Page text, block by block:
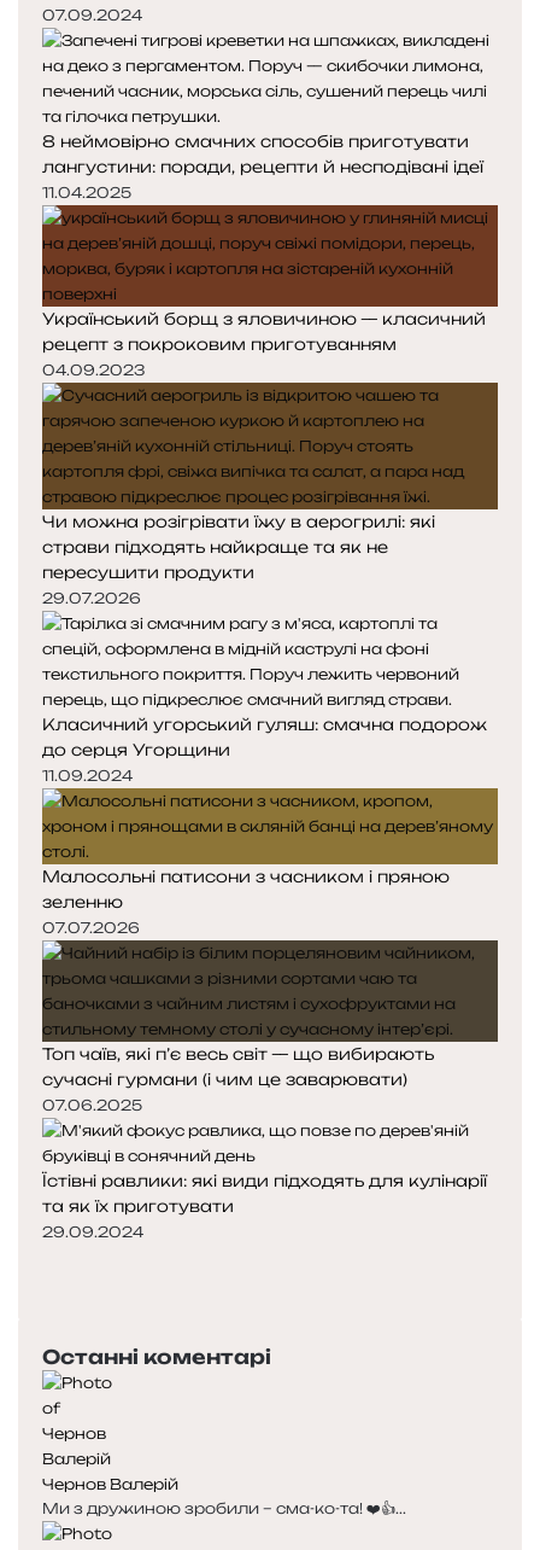
07.09.2024
8 неймовірно смачних способів приготувати
лангустини: поради, рецепти й несподівані ідеї
11.04.2025
Український борщ з яловичиною — класичний
рецепт з покроковим приготуванням
04.09.2023
Чи можна розігрівати їжу в аерогрилі: які
страви підходять найкраще та як не
пересушити продукти
29.07.2026
Класичний угорський гуляш: смачна подорож
до серця Угорщини
11.09.2024
Малосольні патисони з часником і пряною
зеленню
07.07.2026
Топ чаїв, які п’є весь світ — що вибирають
сучасні гурмани (і чим це заварювати)
07.06.2025
Їстівні равлики: які види підходять для кулінарії
та як їх приготувати
29.09.2024
р
е
д
н
я
с
т
о
т
у
п
н
а
с
т
о
Останні коментарі
Чернов Валерій
Ми з дружиною зробили – сма-ко-та! ❤️👍...